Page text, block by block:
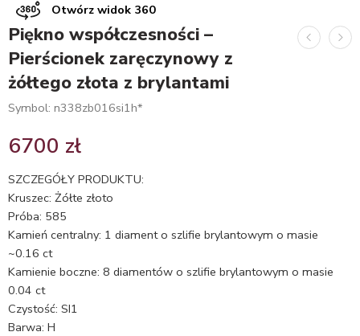
Otwórz widok 360
Piękno współczesności –
Pierścionek zaręczynowy z
żółtego złota z brylantami
Symbol: n338zb016si1h*
6700 zł
SZCZEGÓŁY PRODUKTU:
Kruszec: Żółte złoto
Próba: 585
Kamień centralny: 1 diament o szlifie brylantowym o masie
~0.16 ct
Kamienie boczne: 8 diamentów o szlifie brylantowym o masie
0.04 ct
Czystość: SI1
Barwa: H